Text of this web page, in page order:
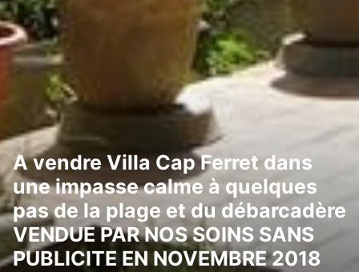
A vendre Villa Cap Ferret dans
une impasse calme à quelques
pas de la plage et du débarcadère
VENDUE PAR NOS SOINS SANS
PUBLICITE EN NOVEMBRE 2018